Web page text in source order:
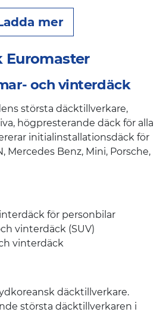
mer
Euromaster
och vinterdäck
största däcktillverkare,
högpresterande däck för alla
initialinstallationsdäck för
Mercedes Benz, Mini, Porsche,
för personbilar
vinterdäck (SUV)
vinterdäck
däcktillverkare.
största däcktillverkaren i